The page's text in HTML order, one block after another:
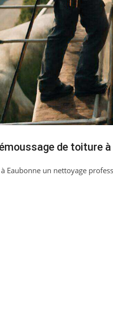
de toiture
Eaubonne un nettoyage